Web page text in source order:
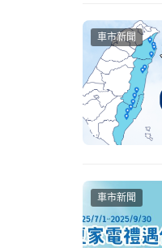
工程器材、
在商用車主
雙廂手排車
鋼防爆油箱
多項主動安
因應不同產
件，協助車
車市新聞
車市新聞